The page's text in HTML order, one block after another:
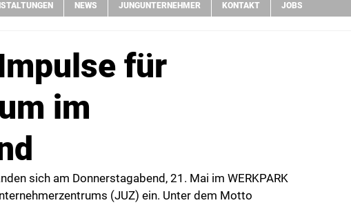
NEWS JUNGUNTERNEHMER KONTAKT JOBS
für
im
sich am Donnerstagabend, 21. Mai im WERKPARK
(JUZ) ein. Unter dem Motto